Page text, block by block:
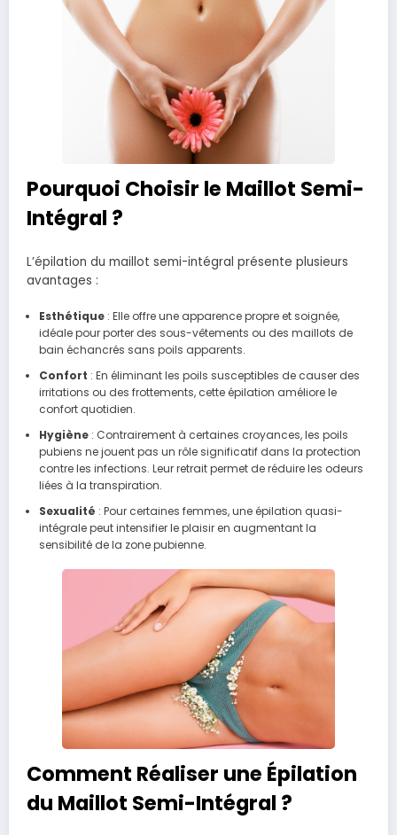
Pourquoi Choisir le Maillot Semi-
Intégral ?
L’épilation du maillot semi-intégral présente plusieurs
avantages :
Esthétique: Elle offre une apparence propre et soignée,
idéale pour porter des sous-vêtements ou des maillots de
bain échancrés sans poils apparents.
Confort : En éliminant les poils susceptibles de causer des
irritations ou des frottements, cette épilation améliore le
confort quotidien.
Hygiène: Contrairement à certaines croyances, les poils
pubiens ne jouent pas un rôle significatif dans la protection
contre les infections. Leur retrait permet de réduire les odeurs
liées à la transpiration.
Sexualité : Pour certaines femmes, une épilation quasi-
intégrale peut intensifier le plaisir en augmentant la
sensibilité de la zone pubienne.
Comment Réaliser une Épilation
du Maillot Semi-Intégral ?